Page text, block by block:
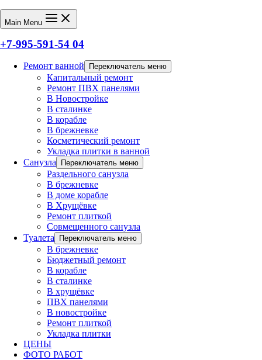
Main Menu
+7-995-591-54 04
Ремонт ванной Переключатель меню
Капитальный ремонт
Ремонт ПВХ панелями
В Новостройке
В сталинке
В корабле
В брежневке
Косметический ремонт
Укладка плитки в ванной
Санузла
Переключатель меню
Раздельного санузла
В брежневке
В доме корабле
В Хрущёвке
Ремонт плиткой
Совмещенного санузла
Туалета
Переключатель меню
В брежневке
Бюджетный ремонт
В корабле
В сталинке
В хрущёвке
ПВХ панелями
В новостройке
Ремонт плиткой
Укладка плитки
ЦЕНЫ
ФОТО РАБОТ